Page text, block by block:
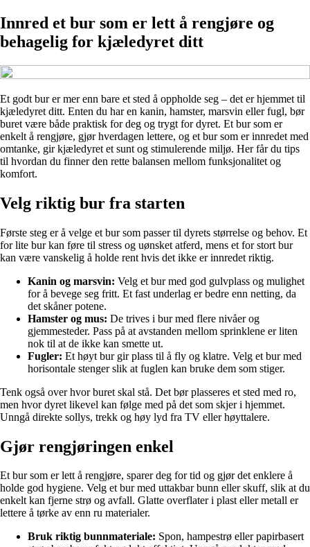
Innred et bur som er lett å rengjøre og
behagelig for kjæledyret ditt
Et godt bur er mer enn bare et sted å oppholde seg – det er hjemmet til
kjæledyret ditt. Enten du har en kanin, hamster, marsvin eller fugl, bør
buret være både praktisk for deg og trygt for dyret. Et bur som er
enkelt å rengjøre, gjør hverdagen lettere, og et bur som er innredet med
omtanke, gir kjæledyret et sunt og stimulerende miljø. Her får du tips
til hvordan du finner den rette balansen mellom funksjonalitet og
komfort.
Velg riktig bur fra starten
Første steg er å velge et bur som passer til dyrets størrelse og behov. Et
for lite bur kan føre til stress og uønsket atferd, mens et for stort bur
kan være vanskelig å holde rent hvis det ikke er innredet riktig.
Kanin og marsvin: Velg et bur med god gulvplass og mulighet
for å bevege seg fritt. Et fast underlag er bedre enn netting, da
det skåner potene.
Hamster og mus: De trives i bur med flere nivåer og
gjemmesteder. Pass på at avstanden mellom sprinklene er liten
nok til at de ikke kan smette ut.
Fugler: Et høyt bur gir plass til å fly og klatre. Velg et bur med
horisontale stenger slik at fuglen kan bruke dem som stiger.
Tenk også over hvor buret skal stå. Det bør plasseres et sted med ro,
men hvor dyret likevel kan følge med på det som skjer i hjemmet.
Unngå direkte sollys, trekk og høy lyd fra TV eller høyttalere.
Gjør rengjøringen enkel
Et bur som er lett å rengjøre, sparer deg for tid og gjør det enklere å
holde god hygiene. Velg et bur med uttakbar bunn eller skuff, slik at du
enkelt kan fjerne strø og avfall. Glatte overflater i plast eller metall er
lettere å tørke av enn ru materialer.
Bruk riktig bunnmateriale: Spon, hampestrø eller papirbasert